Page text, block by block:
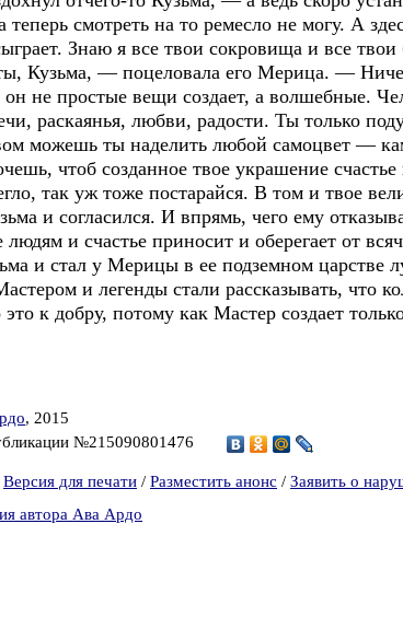
теперь смотреть на то ремесло не могу. А
Знаю я все твои сокровища и все
Кузьма, — поцеловала его Мерица. —
не простые вещи создает, а волшебные.
раскаянья, любви, радости. Ты только
можешь ты наделить любой самоцвет —
чтоб созданное твое украшение
так уж тоже постарайся. В том и твое
и согласился. И впрямь, чего ему
людям и счастье приносит и оберегает от
и стал у Мерицы в ее подземном царстве
и легенды стали рассказывать, что
к добру, потому как Мастер создает
, 2015
№215090801476
Версия для печати / Разместить анонс / Заявить о
автора Ава Ардо